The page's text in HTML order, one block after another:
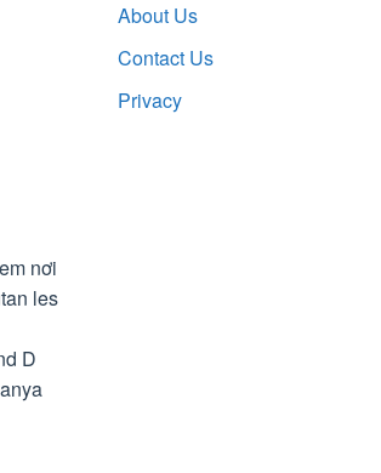
nơi
les
D
About Us
Contact Us
Privacy